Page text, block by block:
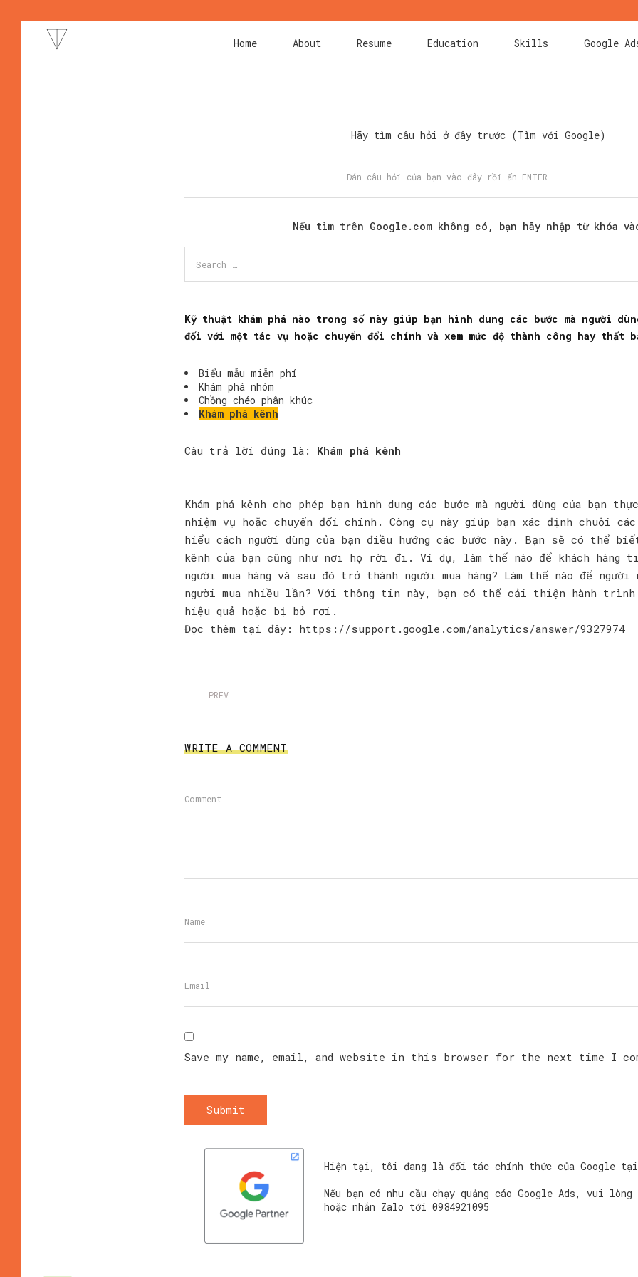
Home About Resume Education Skills Google
Hãy tìm câu hỏi ở đây trước (Tìm với Google)
Nếu tìm trên Google.com không có, bạn hãy nhập từ khóa
Kỹ thuật khám phá nào trong số này giúp bạn hình dung các bước mà người
đối với một tác vụ hoặc chuyển đổi chính và xem mức độ thành công hay thất
Biểu mẫu miễn phí
Khám phá nhóm
Chồng chéo phân khúc
Khám phá kênh
Câu trả lời đúng là: Khám phá kênh
Khám phá kênh cho phép bạn hình dung các bước mà người dùng của bạn
nhiệm vụ hoặc chuyển đổi chính. Công cụ này giúp bạn xác định chuỗi
hiểu cách người dùng của bạn điều hướng các bước này. Bạn sẽ có thể
kênh của bạn cũng như nơi họ rời đi. Ví dụ, làm thế nào để khách hàng
người mua hàng và sau đó trở thành người mua hàng? Làm thế nào để
người mua nhiều lần? Với thông tin này, bạn có thể cải thiện hành trình
hiệu quả hoặc bị bỏ rơi.
Đọc thêm tại đây: https://support.google.com/analytics/answer/9327974
PREV
WRITE A COMMENT
Save my name, email, and website in this browser for the next time I
Submit
Hiện tại, tôi đang là đối tác chính thức của Google tại
Nếu bạn có nhu cầu chạy quảng cáo Google Ads, vui
hoặc nhắn Zalo tới 0984921095